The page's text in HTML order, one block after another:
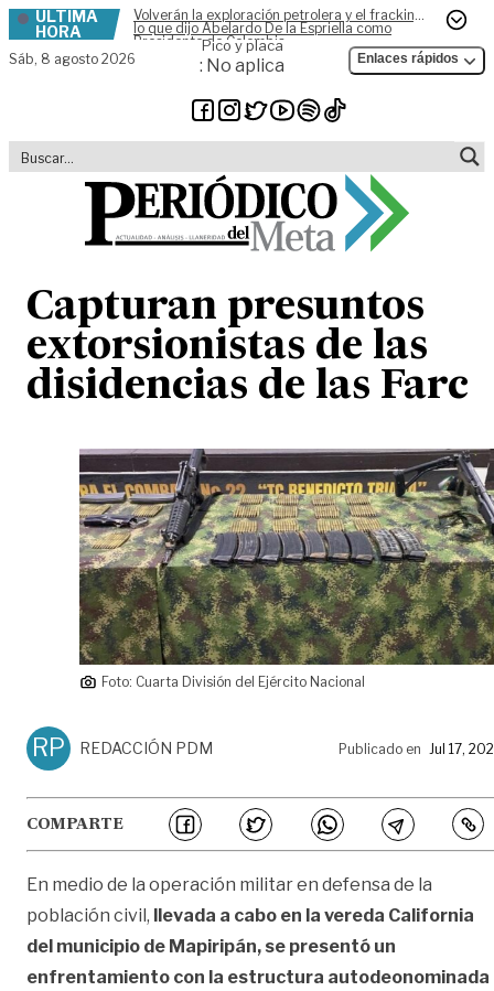
Skip to content
ÚLTIMA
HORA
Volverán la exploración petrolera y el fracking,
lo que dijo Abelardo De la Espriella como
Presidente de Colombia
Sáb, 8 agosto 2026
Pico y placa
: No aplica Enlaces rápidos
Capturan presuntos
extorsionistas de las
disidencias de las Farc
Foto: Cuarta División del Ejército Nacional
RP REDACCIÓN PDM Publicado en Jul 17,
COMPARTE
En medio de la operación militar en defensa de la
población civil, llevada a cabo en la vereda California
del municipio de Mapiripán, se presentó un
enfrentamiento con la estructura autodeonominada